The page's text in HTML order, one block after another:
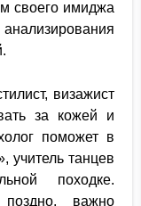
своего имиджа
визажист
за кожей и
поможет в
учитель танцев
походке.
важно